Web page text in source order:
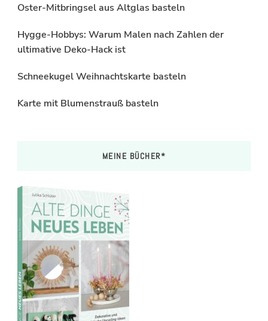
Oster-Mitbringsel aus Altglas basteln
Hygge-Hobbys: Warum Malen nach Zahlen der
ultimative Deko-Hack ist
Schneekugel Weihnachtskarte basteln
Karte mit Blumenstrauß basteln
MEINE BÜCHER*